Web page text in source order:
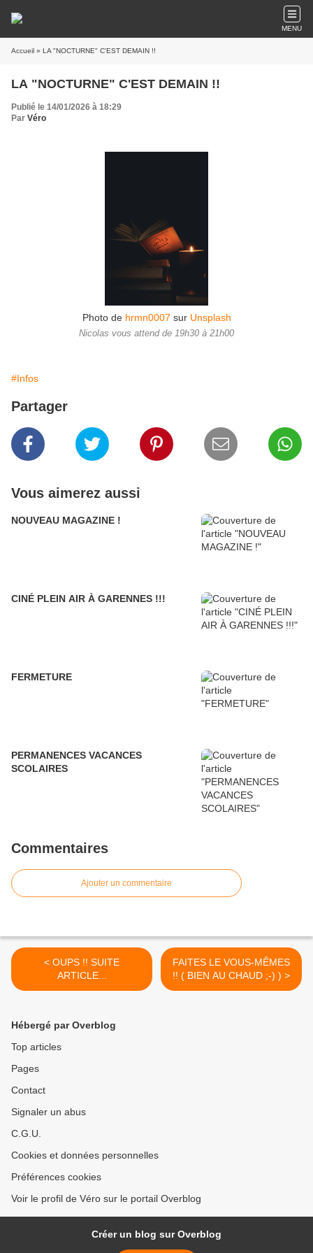
MENU
Accueil » LA "NOCTURNE" C'EST DEMAIN !!
LA "NOCTURNE" C'EST DEMAIN !!
Publié le 14/01/2026 à 18:29
Par Véro
Photo de hrmn0007 sur Unsplash
Nicolas vous attend de 19h30 à 21h00
#Infos
Partager
Vous aimerez aussi
NOUVEAU MAGAZINE !
CINÉ PLEIN AIR À GARENNES !!!
FERMETURE
PERMANENCES VACANCES
SCOLAIRES
Commentaires
Ajouter un commentaire
< OUPS !! SUITE
ARTICLE...
FAITES LE VOUS-MÊMES
!! ( BIEN AU CHAUD ;-) ) >
Hébergé par Overblog
Top articles
Pages
Contact
Signaler un abus
C.G.U.
Cookies et données personnelles
Préférences cookies
Voir le profil de Véro sur le portail Overblog
Créer un blog sur Overblog